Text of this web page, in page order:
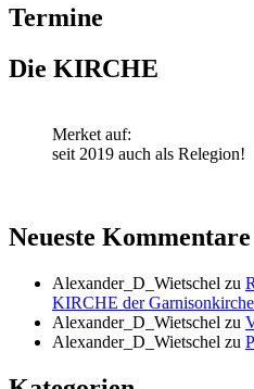
Termine
Die KIRCHE
Merket auf:
seit 2019 auch als Relegion!
Neueste Kommentare
Alexander_D_Wietschel zu
KIRCHE der Garnisonkirche
Alexander_D_Wietschel zu
Alexander_D_Wietschel zu